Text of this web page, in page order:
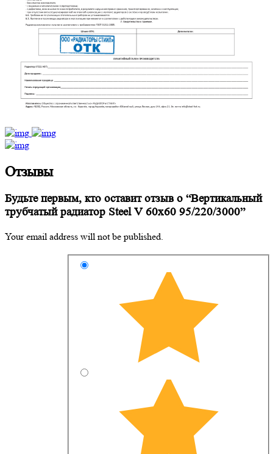
Отзывы
Будьте первым, кто оставит отзыв о “Вертикальный
трубчатый радиатор Steel V 60х60 95/220/3000”
Your email address will not be published.